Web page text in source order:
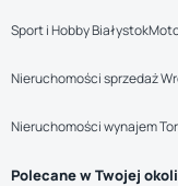
Sport i Hobby Białystok
Nieruchomości sprzedaż
Nieruchomości wynajem
Polecane w Twojej